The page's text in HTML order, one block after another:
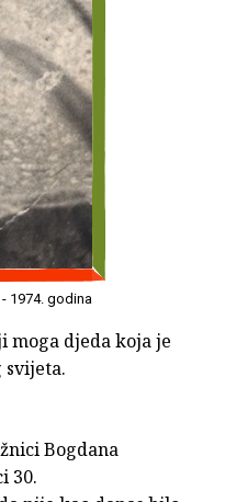
1974. godina
moga djeda koja je
svijeta.
Bogdana
30.